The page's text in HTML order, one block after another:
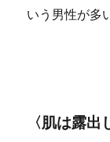
いう男性が多
〈肌は露出